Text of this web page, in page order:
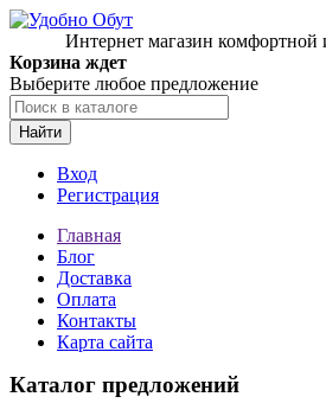
Интернет магазин комфортной
Корзина ждет
Выберите любое предложение
Найти
Вход
Регистрация
Главная
Блог
Доставка
Оплата
Контакты
Карта сайта
Каталог предложений